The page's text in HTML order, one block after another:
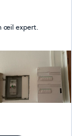
œil expert.